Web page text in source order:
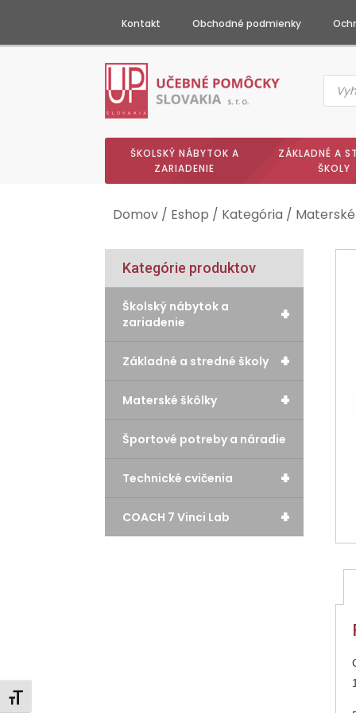
Zmeniť veľkosť písma
Kontakt Obchodné podmienky
search
ŠKOLSKÝ NÁBYTOK A
ZARIADENIE
ZÁKLADNÉ A
ŠKOLY
Domov / Eshop / Kategória /
Kategórie produktov
+
Školský nábytok a
zariadenie
+
Základné a stredné školy
+
Materské škôlky
Športové potreby a náradie
+
Technické cvičenia
+
COACH 7 Vinci Lab